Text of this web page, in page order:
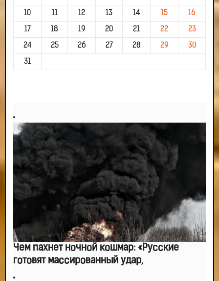
10 11 12 13 14 15 16
17 18 19 20 21 22 23
24 25 26 27 28 29 30
31
Чем пахнет ночной кошмар: «Русские
готовят массированный удар,